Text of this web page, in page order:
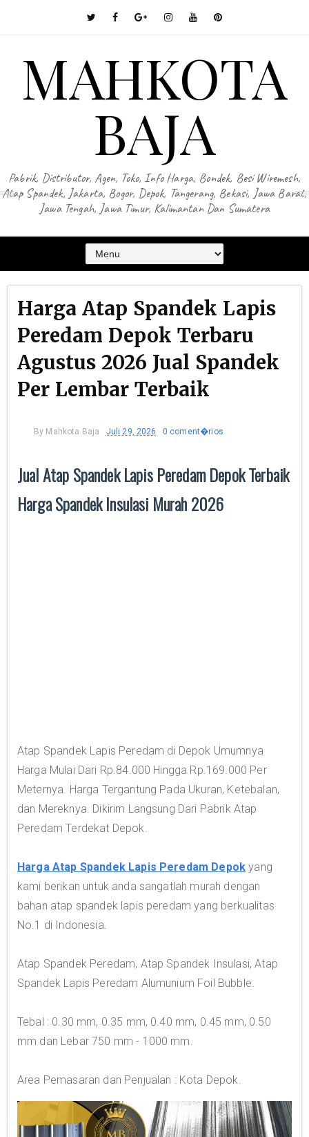
MAHKOTA
BAJA
Pabrik, Distributor, Agen, Toko, Info Harga, Bondek, Besi Wiremesh,
Atap Spandek, Jakarta, Bogor, Depok, Tangerang, Bekasi, Jawa Barat,
Jawa Tengah, Jawa Timur, Kalimantan Dan Sumatera
Harga Atap Spandek Lapis
Peredam Depok Terbaru
Agustus 2026 Jual Spandek
Per Lembar Terbaik
By Mahkota Baja Juli 29, 2026 0 coment�rios
Jual Atap Spandek Lapis Peredam Depok Terbaik
Harga Spandek Insulasi Murah 2026
Atap Spandek Lapis Peredam di Depok Umumnya
Harga Mulai Dari Rp.84.000 Hingga Rp.169.000 Per
Meternya. Harga Tergantung Pada Ukuran, Ketebalan,
dan Mereknya. Dikirim Langsung Dari Pabrik Atap
Peredam Terdekat Depok.
Harga Atap Spandek Lapis Peredam Depok yang
kami berikan untuk anda sangatlah murah dengan
bahan atap spandek lapis peredam yang berkualitas
No.1 di Indonesia.
Atap Spandek Peredam, Atap Spandek Insulasi, Atap
Spandek Lapis Peredam Alumunium Foil Bubble.
Tebal : 0.30 mm, 0.35 mm, 0.40 mm, 0.45 mm, 0.50
mm dan Lebar 750 mm - 1000 mm.
Area Pemasaran dan Penjualan : Kota Depok.